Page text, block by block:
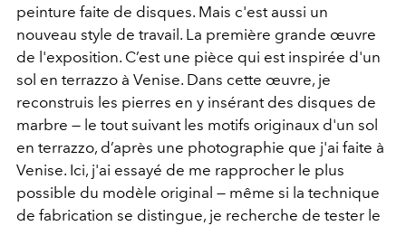
peinture faite de disques. Mais c'est aussi un
nouveau style de travail. La première grande œuvre
de l'exposition. C’est une pièce qui est inspirée d'un
sol en terrazzo à Venise. Dans cette œuvre, je
reconstruis les pierres en y insérant des disques de
marbre — le tout suivant les motifs originaux d'un sol
en terrazzo, d’après une photographie que j'ai faite à
Venise. Ici, j'ai essayé de me rapprocher le plus
possible du modèle original — même si la technique
de fabrication se distingue, je recherche de tester le